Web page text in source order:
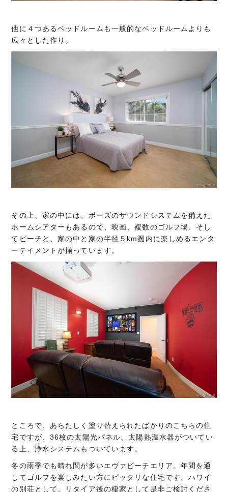
他に４つあるベッドルームも一般的なベッドルームよりも
広々とした作り。
その上、家の中には、ボーズのサウンドシステムを備えた
ホームシアターもあるので、映画、複数のゴルフ場、そし
てビーチと、家の中と家の半径５km圏内に楽しめるエンタ
ーテイメントが揃っています。
ところで、あらたしく塗り替えられたばかりのこちらの住
宅ですが、36枚の太陽光パネル、太陽熱温水器がついてい
る上、浄水システムもついています。
冬の雨季でも晴れ間が多いエヴァビーチエリア。年間を通
してゴルフを楽しみたい方にピッタリな住宅です。ハワイ
の別荘として、リタイア後の棲家として是非ご検討くださ